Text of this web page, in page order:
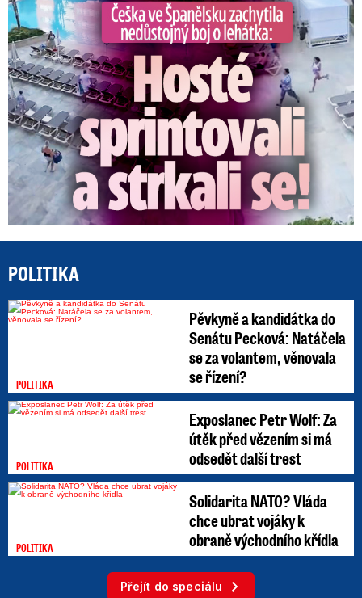
Češka ve Španělsku natočila nedůstojný boj o lehátka
POLITIKA
POLITIKA
Pěvkyně a kandidátka do
Senátu Pecková: Natáčela
se za volantem, věnovala
se řízení?
POLITIKA
Exposlanec Petr Wolf: Za
útěk před vězením si má
odsedět další trest
POLITIKA
Solidarita NATO? Vláda
chce ubrat vojáky k
obraně východního křídla
Přejít do speciálu